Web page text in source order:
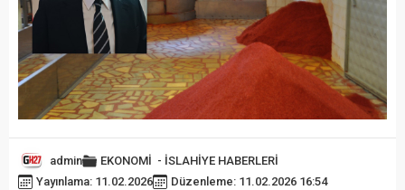
admin EKONOMİ - İSLAHİYE HABERLERİ
Yayınlama: 11.02.2026
Düzenleme: 11.02.2026 16:54